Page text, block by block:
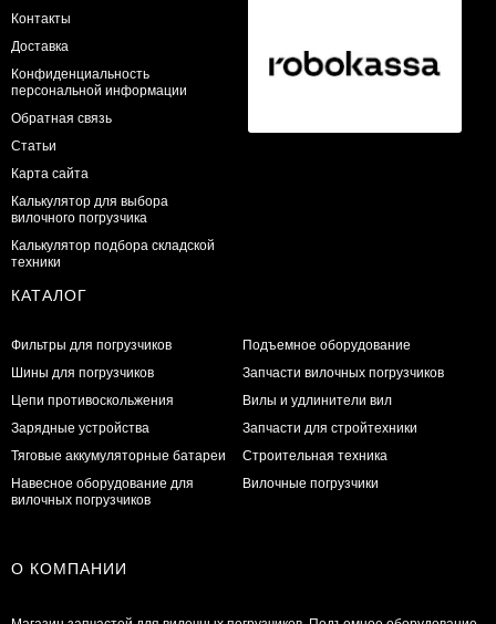
Контакты
Доставка
Конфиденциальность
персональной информации
Обратная связь
Статьи
Карта сайта
Калькулятор для выбора
вилочного погрузчика
Калькулятор подбора складской
техники
КАТАЛОГ
Фильтры для погрузчиков
Шины для погрузчиков
Цепи противоскольжения
Зарядные устройства
Тяговые аккумуляторные батареи
Навесное оборудование для
вилочных погрузчиков
Подъемное оборудование
Запчасти вилочных погрузчиков
Вилы и удлинители вил
Запчасти для стройтехники
Строительная техника
Вилочные погрузчики
О КОМПАНИИ